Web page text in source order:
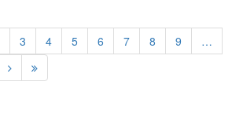
3 4 5 6 7 8 9
…